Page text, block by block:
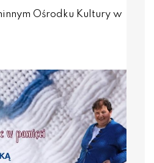
Ośrodku Kultury w